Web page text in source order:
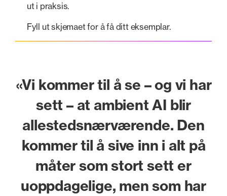
ut i praksis.
Fyll ut skjemaet for å få ditt eksemplar.
«Vi kommer til å se – og vi har
sett – at ambient AI blir
allestedsnærværende. Den
kommer til å sive inn i alt på
måter som stort sett er
uoppdagelige, men som har